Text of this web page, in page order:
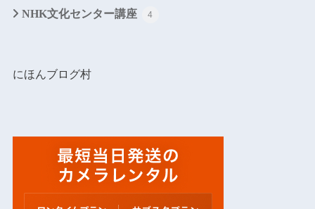
NHK文化センター講座 4
にほんブログ村